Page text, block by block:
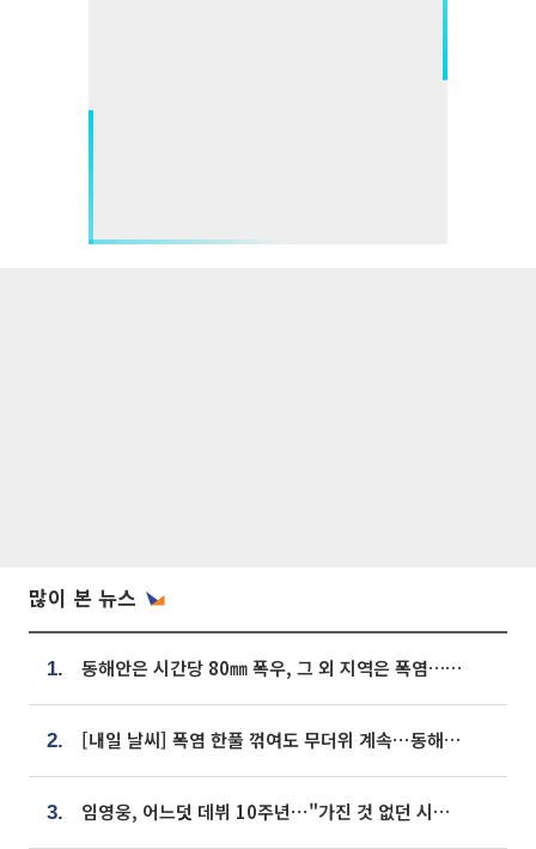
많이 본 뉴스
1. 동해안은 시간당 80㎜ 폭우, 그 외 지역은 폭염…‘극과 극 날씨’
2. [내일 날씨] 폭염 한풀 꺾여도 무더위 계속⋯동해안 이틀 연속 비
3. 임영웅, 어느덧 데뷔 10주년⋯"가진 것 없던 시절, 내 앞엔 20명의 팬뿐"